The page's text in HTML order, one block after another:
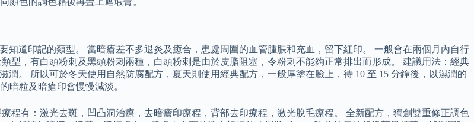
道印記的類型。 當暗瘡差不多退炎及癒合，患處周圍的血管腫脹和充血，留下紅印。 一般會在兩個月內自行
型，有白頭粉刺及黑頭粉刺兩種，白頭粉刺是由於皮脂阻塞，令粉刺不能夠正常排出而形成。 建議用法：經典
。 所以可於冬天使用自然防腐配方，夏天則使用經典配方，一般厚塗在臉上，待 10 至 15 分鐘後，以濕潤的
暗粒及暗瘡印會慢慢減淡。
程有：激光去斑，凹凸洞治療，去暗瘡印療程，背部去印療程，激光脫毛療程。 全新配方，獨創雙重修正調色